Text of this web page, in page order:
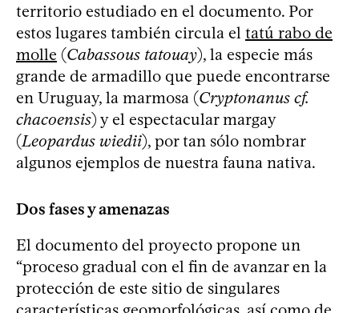
territorio estudiado en el documento. Por
estos lugares también circula el tatú rabo de
molle (Cabassous tatouay), la especie más
grande de armadillo que puede encontrarse
en Uruguay, la marmosa (Cryptonanus cf.
chacoensis) y el espectacular margay
(Leopardus wiedii), por tan sólo nombrar
algunos ejemplos de nuestra fauna nativa.
Dos fases y amenazas
El documento del proyecto propone un
“proceso gradual con el fin de avanzar en la
protección de este sitio de singulares